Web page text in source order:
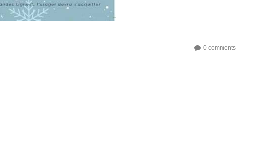
0 comments